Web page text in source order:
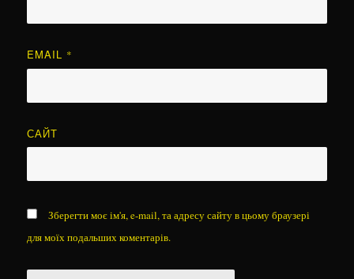
EMAIL *
САЙТ
Зберегти моє ім'я, e-mail, та адресу сайту в цьому браузері
для моїх подальших коментарів.